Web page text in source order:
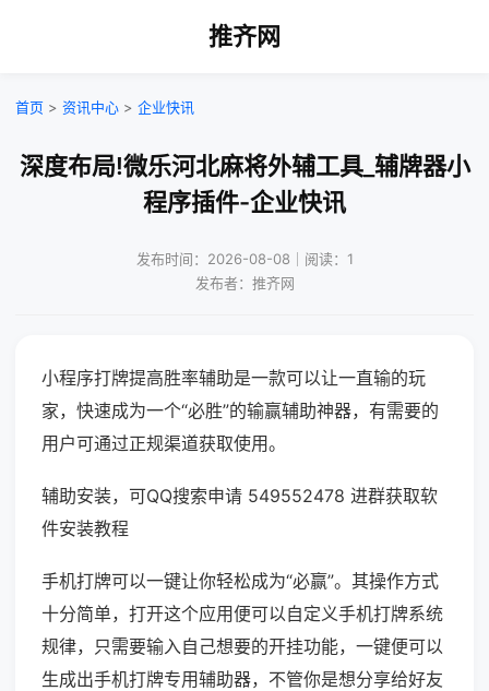
推齐网
首页 > 资讯中心 > 企业快讯
深度布局!微乐河北麻将外辅工具_辅牌器小
程序插件-企业快讯
发布时间：2026-08-08｜阅读：1
发布者：推齐网
小程序打牌提高胜率辅助是一款可以让一直输的玩
家，快速成为一个“必胜”的输赢辅助神器，有需要的
用户可通过正规渠道获取使用。
辅助安装，可QQ搜索申请 549552478 进群获取软
件安装教程
手机打牌可以一键让你轻松成为“必赢”。其操作方式
十分简单，打开这个应用便可以自定义手机打牌系统
规律，只需要输入自己想要的开挂功能，一键便可以
生成出手机打牌专用辅助器，不管你是想分享给好友